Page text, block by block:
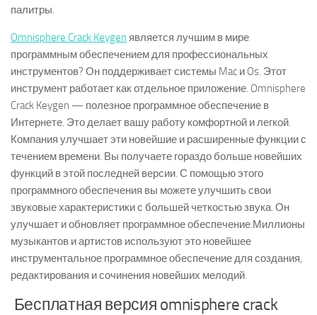
палитры.
Omnisphere Crack Keygen является лучшим в мире
программным обеспечением для профессиональных
инструментов? Он поддерживает системы Mac и Os. Этот
инструмент работает как отдельное приложение. Omnisphere
Crack Keygen — полезное программное обеспечение в
Интернете. Это делает вашу работу комфортной и легкой.
Компания улучшает эти новейшие и расширенные функции с
течением времени. Вы получаете гораздо больше новейших
функций в этой последней версии. С помощью этого
программного обеспечения вы можете улучшить свои
звуковые характеристики с большей четкостью звука. Он
улучшает и обновляет программное обеспечение.Миллионы
музыкантов и артистов используют это новейшее
инструментальное программное обеспечение для создания,
редактирования и сочинения новейших мелодий.
Бесплатная версия omnisphere crack